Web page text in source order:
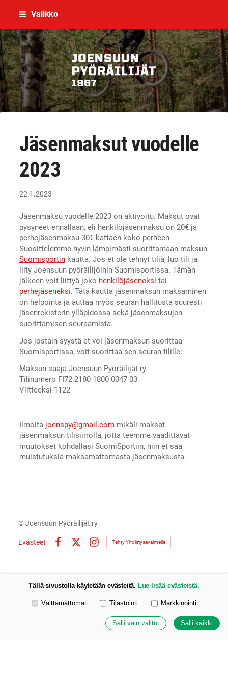
Siirry
sisältöön
Valikko
Joensuun Pyöräilijät ry
Jäsenmaksut vuodelle
2023
22.1.2023
Jäsenmaksu vuodelle 2023 on aktivoitu. Maksut ovat
pysyneet ennallaan, eli henkilöjäsenmaksu on 20€ ja
perhejäsenmaksu 30€ kattaen koko perheen.
Suosittelemme hyvin lämpimästi suorittamaan maksun
Suomisportinkautta. Jos et ole tehnyt tiliä, luo tili ja
liity Joensuun pyöräilijöihin Suomisportissa. Tämän
jälkeen voit liittyä joko henkilöjäseneksi tai
perhejäseneksi. Tätä kautta jäsenmaksun maksaminen
on helpointa ja auttaa myös seuran hallitusta suuresti
jäsenrekisterin ylläpidossa sekä jäsenmaksujen
suorittamisen seuraamista.
Jos jostain syystä et voi jäsenmaksun suorittaa
Suomisportissa, voit suorittaa sen seuran tilille:
Maksun saaja Joensuun Pyöräilijät ry
Tilinumero FI72 2180 1800 0047 03
Viitteeksi 1122
Ilmoita joenspy@gmail.commikäli maksat
jäsenmaksun tilisiirrolla, jotta teemme vaadittavat
muutokset kohdallasi SuomiSportiin, niin et saa
muistutuksia maksamattomasta jäsenmaksusta.
©Joensuun Pyöräilijät ry
Evästeet
Instagram
Tehty Yhdistysavaimella
Tällä sivustolla käytetään evästeitä. Lue lisää evästeistä.
Valitse käytettävät evästeet
Välttämättömät Tilastointi Markkinointi
Salli vain valitut Salli kaikki